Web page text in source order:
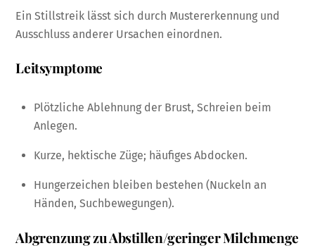
Ein Stillstreik lässt sich durch Mustererkennung und
Ausschluss anderer Ursachen einordnen.
Leitsymptome
Plötzliche Ablehnung der Brust, Schreien beim
Anlegen.
Kurze, hektische Züge; häufiges Abdocken.
Hungerzeichen bleiben bestehen (Nuckeln an
Händen, Suchbewegungen).
Abgrenzung zu Abstillen/geringer Milchmenge